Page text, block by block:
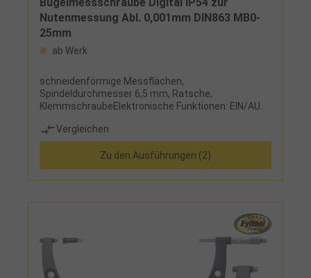
Nutenmessung Abl. 0,001mm DIN863 MB0-
25mm
ab Werk
schneidenförmige Messflächen,
Spindeldurchmesser 6,5 mm, Ratsche,
KlemmschraubeElektronische Funktionen: EIN/AUS,
ABS/INCLieferumfang:Messschraube, Knopfzelle
LR44, Etui, ab Messbereich 25-50 mm mit
Vergleichen
Zu den Ausführungen (2)